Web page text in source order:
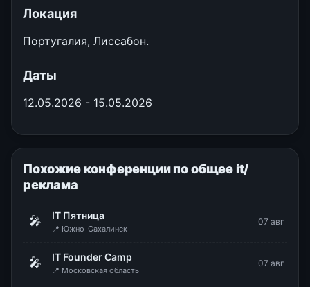
Локация
Португалия, Лиссабон.
Даты
12.05.2026 - 15.05.2026
Похожие конференции по общее it/
реклама
🎤 IT Пятница
📍 Южно-Сахалинск
07 авг
🎤 IT Founder Camp
📍 Московская область
07 авг